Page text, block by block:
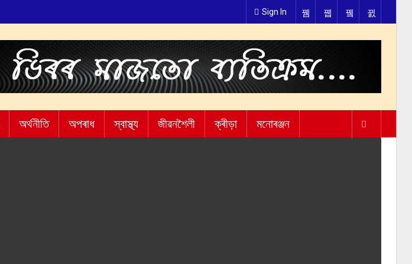
Sign In
অৰ্থনীতি অপৰাধ স্বাস্থ্য জীৱনশৈলী ক্ৰীড়া মনোৰঞ্জন